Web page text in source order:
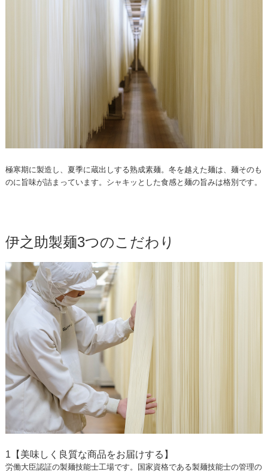
極寒期に製造し、夏季に蔵出しする熟成素麺。冬を越えた麺は、麺そのも
のに旨味が詰まっています。シャキッとした食感と麺の旨みは格別です。
伊之助製麺3つのこだわり
1【美味しく良質な商品をお届けする】
労働大臣認証の製麺技能士工場です。国家資格である製麺技能士の管理の